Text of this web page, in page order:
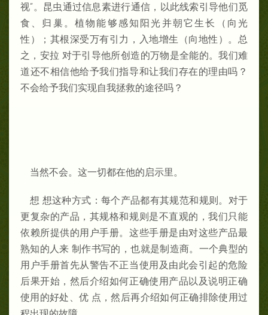
视”。昆虫通过信息素进行通信，以此线索引导他们觅
食、归巢。植物能够感知阳光并朝它生长（向光
性）；其根深受万有引力，入地增生（向地性）。总
之，安拉 对于引导他所创造的万物是全能的。我们难
道还不相信他给予我们指导和让我们存在的理由吗？
不会给予我们实现自我拯救的途径吗？
当然不会。这一切都在他的启示里。
想 想这种方式：每个产品都有其规范和规则。对于
更复杂的产品，其规格和规则是不直观的，我们只能
依赖所提供的用户手册。这些手册是由对这些产品最
熟知的人来 制作书写的，也就是制造商。一个典型的
用户手册首先从警告不正当使用及由此会引起的危险
后果开始，然后介绍如何正确使用产品以及说明正确
使用的好处、优 点，然后再介绍如何正确排除使用过